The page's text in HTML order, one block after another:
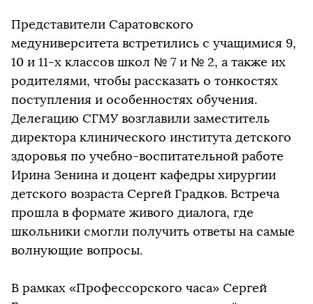
Представители Саратовского
медуниверситета встретились с учащимися 9,
10 и 11-х классов школ № 7 и № 2, а также их
родителями, чтобы рассказать о тонкостях
поступления и особенностях обучения.
Делегацию СГМУ возглавили заместитель
директора клинического института детского
здоровья по учебно-воспитательной работе
Ирина Зенина и доцент кафедры хирургии
детского возраста Сергей Градков. Встреча
прошла в формате живого диалога, где
школьники смогли получить ответы на самые
волнующие вопросы.
В рамках «Профессорского часа» Сергей